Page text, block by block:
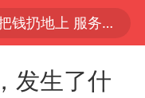
顾客结账把钱扔地上 服务员霸气扔回
发生了什